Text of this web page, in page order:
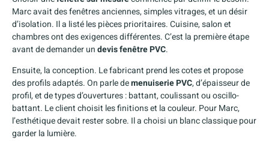
Marc avait des fenêtres anciennes, simples vitrages, et un désir
d’isolation. Il a listé les pièces prioritaires. Cuisine, salon et
chambres ont des exigences différentes. C’est la première étape
avant de demander undevis fenêtre PVC.
Ensuite, la conception. Le fabricant prend les cotes et propose
des profils adaptés. On parle demenuiserie PVC, d’épaisseur de
profil, et de types d’ouvertures : battant, coulissant ou oscillo-
battant. Le client choisit les finitions et la couleur. Pour Marc,
l’esthétique devait rester sobre. Il a choisi un blanc classique pour
garder la lumière.